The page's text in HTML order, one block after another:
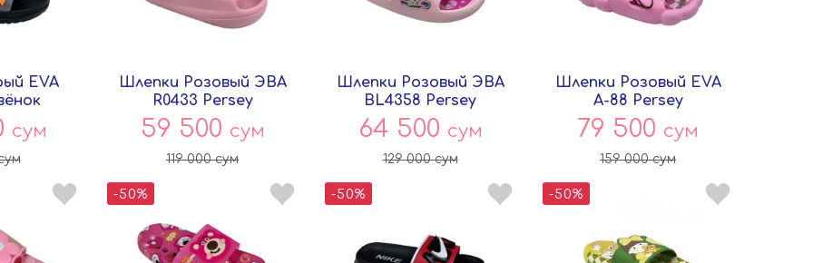
EVA
сум
Шлепки Розовый ЭВА
R0433 Persey
59 500 сум
119 000сум
Шлепки Розовый ЭВА
BL4358 Persey
64 500 сум
129 000сум
Шлепки Розовый EVA
A-88 Persey
79 500 сум
159 000сум
-50% -50% -50%